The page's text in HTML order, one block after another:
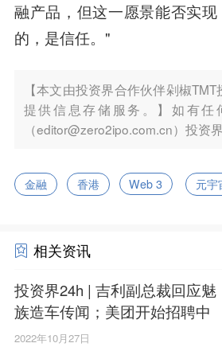
融产品，但这一愿景能否实
的，是信任。"
【本文由投资界合作伙伴剁椒
提供信息存储服务。】如有任
（editor@zero2ipo.com.cn）投资界
金融 香港 Web 3 元宇
相关资讯
投资界24h | 吉利副总裁回应魅
族造车传闻；美团开始招聘中
国香港业务人员；达晨财智和
2022年10月27日